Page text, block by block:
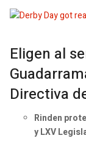
Eligen al
Directiva
Rinden
y LXV